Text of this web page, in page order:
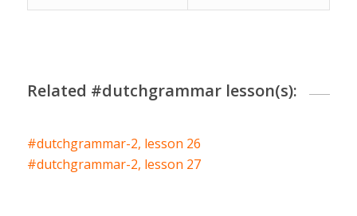
Related #dutchgrammar lesson(s):
#dutchgrammar-2, lesson 26
#dutchgrammar-2, lesson 27